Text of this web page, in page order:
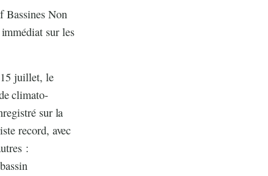
Bassines Non
sur les
15 juillet, le
climato-
sur la
record, avec
: